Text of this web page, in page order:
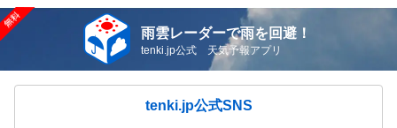
雨雲レーダーで雨を回避！
tenki.jp公式 天気予報アプリ
tenki.jp公式SNS